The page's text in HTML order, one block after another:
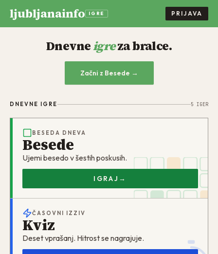
ljubljanainfo IGRE PRIJAVA
Dnevneigreza bralce.
Začni z Besede →
DNEVNE IGRE 5 IGER
BESEDA DNEVA
Besede
Ujemi besedo v šestih poskusih.
IGRAJ →
ČASOVNI IZZIV
Kviz
Deset vprašanj. Hitrost se nagrajuje.